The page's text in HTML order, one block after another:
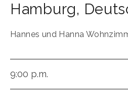
Hamburg,
Hannes und Hanna
9:00 p.m.